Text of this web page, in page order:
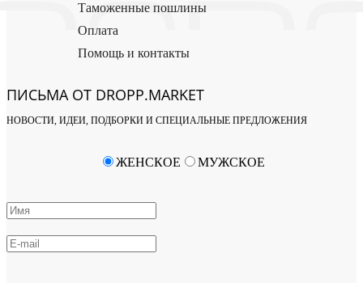
Таможенные пошлины
Оплата
Помощь и контакты
ПИСЬМА ОТ DROPP.MARKET
НОВОСТИ, ИДЕИ, ПОДБОРКИ И СПЕЦИАЛЬНЫЕ ПРЕДЛОЖЕНИЯ
ЖЕНСКОЕ МУЖСКОЕ